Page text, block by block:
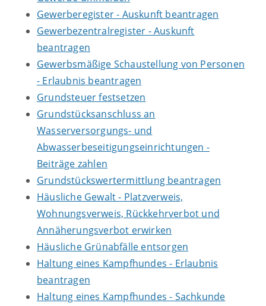
Gewerberegister - Auskunft beantragen
Gewerbezentralregister - Auskunft
beantragen
Gewerbsmäßige Schaustellung von Personen
- Erlaubnis beantragen
Grundsteuer festsetzen
Grundstücksanschluss an
Wasserversorgungs- und
Abwasserbeseitigungseinrichtungen -
Beiträge zahlen
Grundstückswertermittlung beantragen
Häusliche Gewalt - Platzverweis,
Wohnungsverweis, Rückkehrverbot und
Annäherungsverbot erwirken
Häusliche Grünabfälle entsorgen
Haltung eines Kampfhundes - Erlaubnis
beantragen
Haltung eines Kampfhundes - Sachkunde